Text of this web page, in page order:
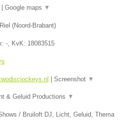
Google maps ▼
Riel (Noord-Brabant)
-, KvK: 18083515
Screenshot ▼
& Geluid Productions ▼
/ Bruiloft DJ, Licht, Geluid, Thema